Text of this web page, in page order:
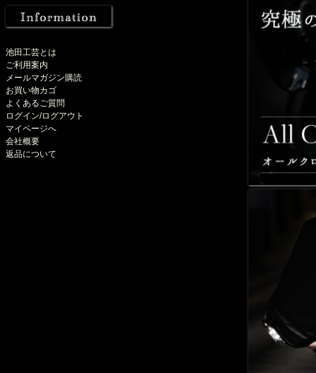
池田工芸とは
ご利用案内
メールマガジン購読
お買い物カゴ
よくあるご質問
ログイン/ログアウト
マイページへ
会社概要
返品について